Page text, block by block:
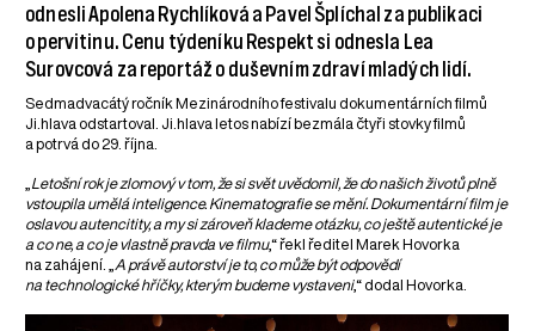
odnesli Apolena Rychlíková a Pavel Šplíchal za publikaci
o pervitinu. Cenu týdeníku Respekt si odnesla Lea
Surovcová za reportáž o duševním zdraví mladých lidí.
Sedmadvacátý ročník Mezinárodního festivalu dokumentárních filmů
Ji.hlava odstartoval. Ji.hlava letos nabízí bezmála čtyři stovky filmů
a potrvá do 29. října.
Letošní rok je zlomový v tom, že si svět uvědomil, že do našich životů plně
vstoupila umělá inteligence. Kinematografie se mění. Dokumentární film je
oslavou autencitity, a my si zároveň klademe otázku, co ještě autentické je
a co ne, a co je vlastně pravda ve filmu,“ řekl ředitel Marek Hovorka
na zahájení. „ A právě autorství je to, co může být odpovědí
na technologické hříčky, kterým budeme vystaveni,“ dodal Hovorka.